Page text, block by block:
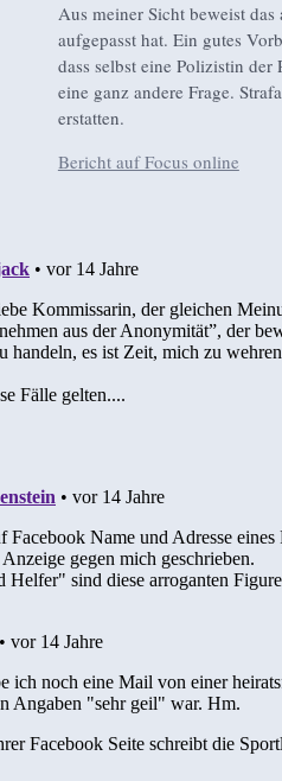
Aus meiner Sicht beweist
aufgepasst hat. Ein gutes
dass selbst eine Polizistin
eine ganz andere Frage.
erstatten.
Bericht auf Focus online